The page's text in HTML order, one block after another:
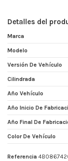
Detalles del
Marca
Modelo
Versión De Vehículo
Cilindrada
Año Vehículo
Año Inicio De
Año Final De
Color De Vehículo
Referencia